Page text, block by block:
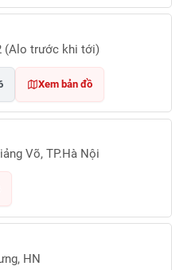
(Alo trước khi tới)
Xem bản đồ
Võ, TP.Hà Nội
HN